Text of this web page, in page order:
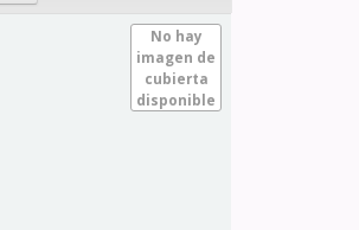
No hay
imagen de
cubierta
disponible